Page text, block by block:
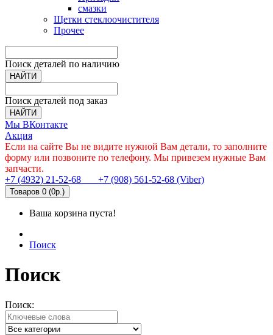
смазки
Щетки стеклоочистителя
Прочее
Поиск деталей по наличию
НАЙТИ
Поиск деталей под заказ
НАЙТИ
Мы ВКонтакте
Акция
Если на сайте Вы не видите нужной Вам детали, то заполните
форму или позвоните по телефону. Мы привезем нужные Вам
запчасти.
+7 (4932) 21-52-68
+7 (908) 561-52-68 (Viber)
Товаров 0 (0р.)
Ваша корзина пуста!
Поиск
Поиск
Поиск: